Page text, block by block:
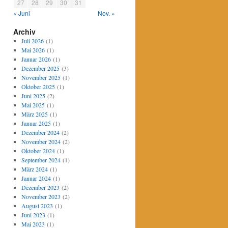
27
28 29 30
31
« Juni
Nov. »
Archiv
Juli 2026(1)
Mai 2026(1)
Januar 2026(1)
Dezember 2025(3)
November 2025(1)
Oktober 2025(1)
Juni 2025(2)
Mai 2025(1)
März 2025(1)
Januar 2025(1)
Dezember 2024(2)
November 2024(2)
Oktober 2024(1)
September 2024(1)
März 2024(1)
Januar 2024(1)
Dezember 2023 (2)
November 2023 (2)
August 2023 (1)
Juni 2023 (1)
Mai 2023 (1)